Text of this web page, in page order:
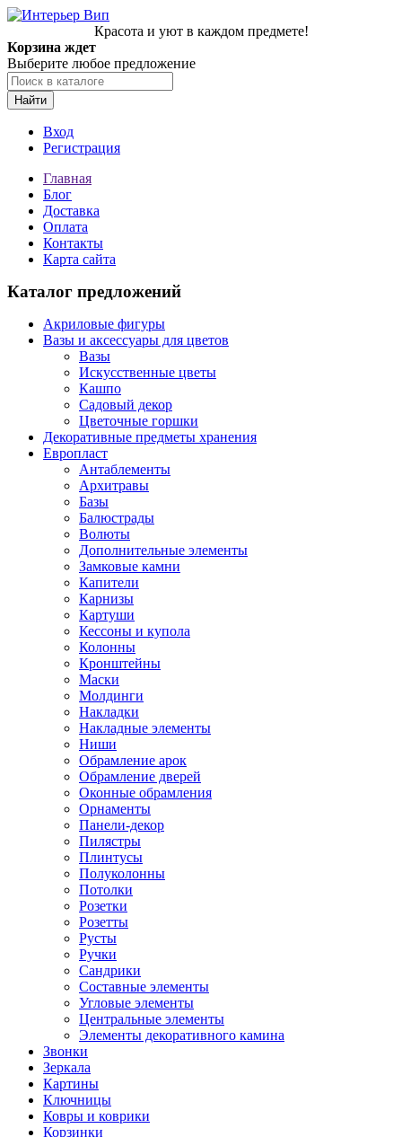
Красота и уют в каждом предмете!
Корзина ждет
Выберите любое предложение
Найти
Вход
Регистрация
Главная
Блог
Доставка
Оплата
Контакты
Карта сайта
Каталог предложений
Акриловые фигуры
Вазы и аксессуары для цветов
Вазы
Искусственные цветы
Кашпо
Садовый декор
Цветочные горшки
Декоративные предметы хранения
Европласт
Антаблементы
Архитравы
Базы
Балюстрады
Волюты
Дополнительные элементы
Замковые камни
Капители
Карнизы
Картуши
Кессоны и купола
Колонны
Кронштейны
Маски
Молдинги
Накладки
Накладные элементы
Ниши
Обрамление арок
Обрамление дверей
Оконные обрамления
Орнаменты
Панели-декор
Пилястры
Плинтусы
Полуколонны
Потолки
Розетки
Розетты
Русты
Ручки
Сандрики
Составные элементы
Угловые элементы
Центральные элементы
Элементы декоративного камина
Звонки
Зеркала
Картины
Ключницы
Ковры и коврики
Корзинки